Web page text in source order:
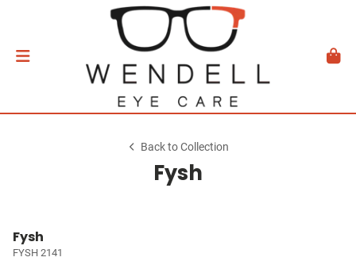
Back to Collection
Fysh
Fysh
FYSH 2141